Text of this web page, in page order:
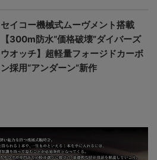
セイコー機械式ムーヴメント搭載
【300m防水“価格破壊”ダイバーズ
ウオッチ】超軽量フォージドカーボ
ン採用“アンダーン”新作